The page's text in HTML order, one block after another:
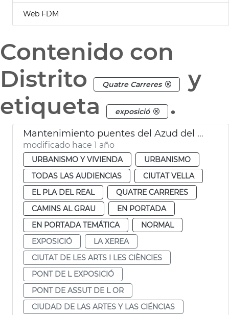
Web FDM
Contenido con
Distrito
Quatre Carreres
y
etiqueta
exposició .
Mantenimiento puentes del Azud del Oro y de la Exposición València
modificado hace 1 año
URBANISMO Y VIVIENDA
URBANISMO
TODAS LAS AUDIENCIAS
CIUTAT VELLA
EL PLA DEL REAL
QUATRE CARRERES
CAMINS AL GRAU
EN PORTADA
EN PORTADA TEMÁTICA
NORMAL
EXPOSICIÓ
LA XEREA
CIUTAT DE LES ARTS I LES CIÈNCIES
PONT DE L EXPOSICIÓ
PONT DE ASSUT DE L OR
CIUDAD DE LAS ARTES Y LAS CIÉNCIAS